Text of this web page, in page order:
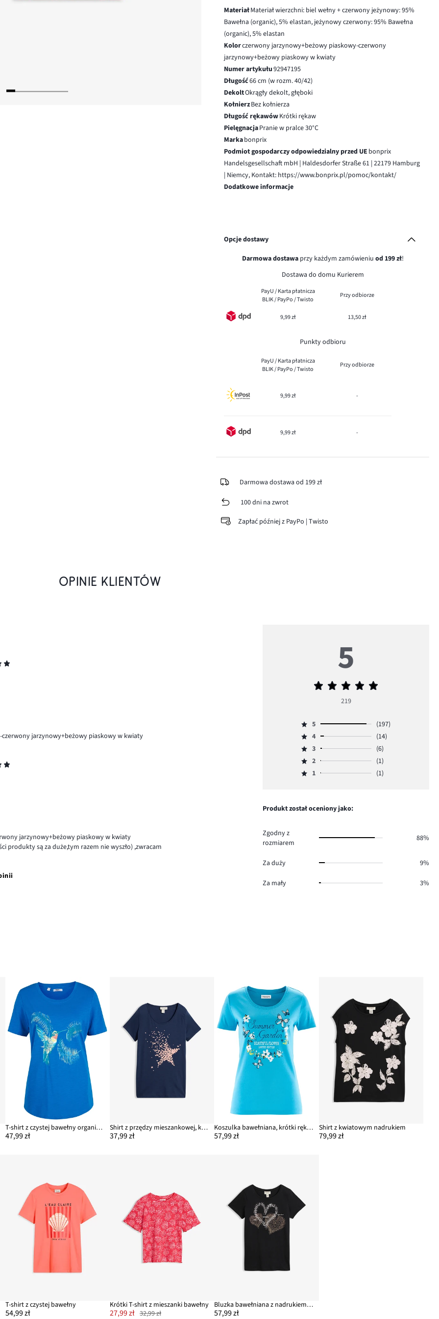
MateriałMateriał wierzchni: biel wełny + czerwony jeżynowy: 95%
Bawełna (organic), 5% elastan, jeżynowy czerwony: 95% Bawełna
(organic), 5% elastan
Kolorczerwony jarzynowy+beżowy piaskowy-czerwony
jarzynowy+beżowy piaskowy w kwiaty
Numer artykułu92947195
Długość66 cm (w rozm. 40/42)
DekoltOkrągły dekolt, głęboki
KołnierzBez kołnierza
Długość rękawówKrótki rękaw
PielęgnacjaPranie w pralce 30°C
Markabonprix
Podmiot gospodarczy odpowiedzialny przed UE bonprix
Handelsgesellschaft mbH | Haldesdorfer Straße 61 | 22179 Hamburg
| Niemcy, Kontakt: https://www.bonprix.pl/pomoc/kontakt/
Dodatkowe informacje
Opcje dostawy
Darmowa dostawaprzy każdym zamówieniu od 199 zł!
Dostawa do domu Kurierem
PayU / Karta płatnicza
BLIK / PayPo / Twisto
Przy odbiorze
9,99 zł 13,50 zł
Punkty odbioru
PayU / Karta płatnicza
BLIK / PayPo / Twisto
Przy odbiorze
9,99 zł -
9,99 zł -
Darmowa dostawa od 199 zł
100 dni na zwrot
Zapłać później z PayPo | Twisto
OPINIE KLIENTÓW
jarzynowy+beżowy piaskowy w kwiaty
jarzynowy+beżowy piaskowy w kwiaty
produkty są za duże,tym razem nie wyszło) ,zwracam
5
Średnia
5
219
Ocena
5,
ilość
głosów
5
(197)
Ocena
4,
ilość
głosów
4
(14)
Ocena
3,
ilość
3
(6)
Ocena
2,
1.
2
(1)
Ocena
głosów
1 (1)
Produkt został oceniony jako:
Zgodny z
rozmiarem
88%
Za duży 9%
Za mały 3%
T-shirt z czystej bawełny organicznej
47,99 zł
Shirt z przędzy mieszankowej, krótki rękaw
37,99 zł
Koszulka bawełniana, krótki rękaw
57,99 zł
Shirt z kwiatowym nadrukiem
79,99 zł
T-shirt z czystej bawełny
54,99 zł
Krótki T-shirt z mieszanki bawełny
27,99 zł 32,99 zł
Bluzka bawełniana z nadrukiem serca z bawełny organicznej
57,99 zł